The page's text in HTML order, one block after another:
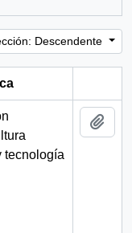
Descendente
tecnología